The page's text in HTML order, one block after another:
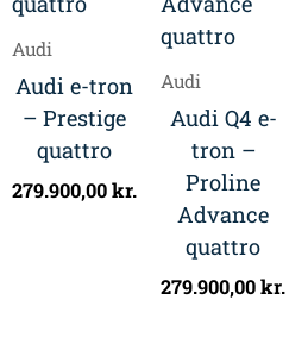
Audi
Audi e-tron
– Prestige
quattro
279.900,00kr.
Audi
Audi Q4 e-
tron –
Proline
Advance
quattro
279.900,00kr.